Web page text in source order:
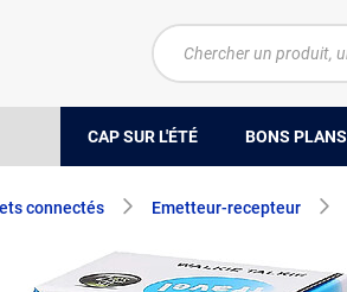
CAP SUR L'ÉTÉ BONS PLANS
connectés Emetteur-recepteur